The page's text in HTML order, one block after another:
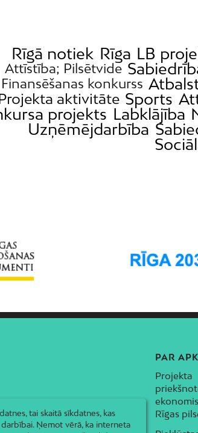
Rīgā notiek Rīga LB
Attīstība; Pilsētvide
Finansēšanas konkurss
aktivitāte Sports
projekts Labklājība
Uzņēmējdarbība
PAR
Rīgas
tai skaitā sīkdatnes, kas
Ņemot vērā, ka interneta